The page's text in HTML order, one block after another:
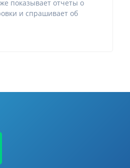
показывает отчеты о
и спрашивает об